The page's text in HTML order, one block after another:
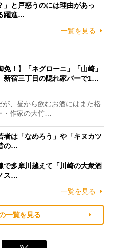
と戸惑うのには理由があっ
躍進…
一覧を見る
免！】「ネグローニ」「山崎」
新宿三丁目の隠れ家バーで1…
、昼から飲むお酒にはまた格
作家の大竹…
者は「なめろう」や「キヌカツ
の…
で多摩川越えて「川崎の大衆酒
ス…
一覧を見る
一覧を見る